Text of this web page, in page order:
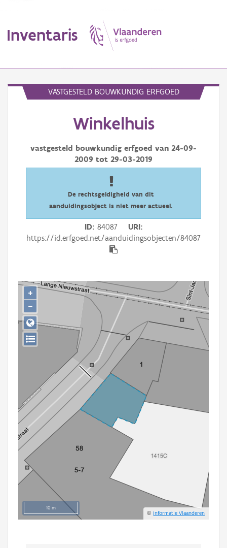
Inventaris
Aanduidingsobject
Waarneming
Persoon of collectief
Aanmelden
VASTGESTELD BOUWKUNDIG ERFGOED
Winkelhuis
vastgesteld bouwkundig erfgoed van 24-09-
2009 tot 29-03-2019
De rechtsgeldigheid van dit
aanduidingsobject is niet meer actueel.
ID 84087
URI
https://id.erfgoed.net/aanduidingsobjecten/84087
10 m
©Informatie Vlaanderen
+
−